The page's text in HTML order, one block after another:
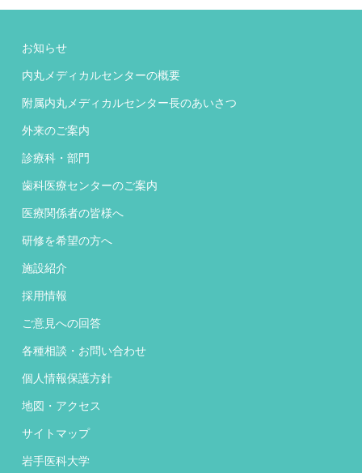
お知らせ
内丸メディカルセンターの概要
附属内丸メディカルセンター長のあいさつ
外来のご案内
診療科・部門
歯科医療センターのご案内
医療関係者の皆様へ
研修を希望の方へ
施設紹介
採用情報
ご意見への回答
各種相談・お問い合わせ
個人情報保護方針
地図・アクセス
サイトマップ
岩手医科大学